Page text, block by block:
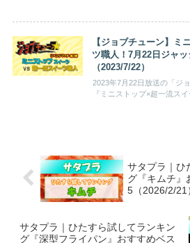
【ジョブチューン】ミ
ツ職人！7月22日ジャ
（2023/7/22）
2023年7月22日放送の「ジ
『ミニストップ×超一流ス
サタプラ｜ひ
グ『キムチ』
5（2026/2/21
サタプラ｜ひたすら試してランキン
グ『深型フライパン』おすすめベス